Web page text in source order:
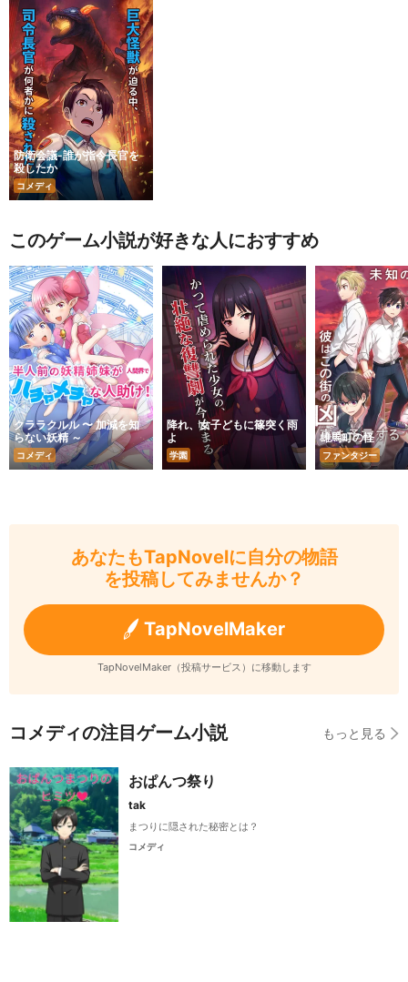
防衛会議-誰が指令長官を
殺したか
コメディ
このゲーム小説が好きな人におすすめ
クララクルル 〜 加減を知
らない妖精 ～
コメディ
降れ、女子どもに篠突く雨
よ
学園
雄馬町の怪
ファンタジー
あなたもTapNovelに自分の物語
を投稿してみませんか？
TapNovelMaker
TapNovelMaker（投稿サービス）に移動します
コメディの注目ゲーム小説 もっと見る
おぱんつ祭り
tak
まつりに隠された秘密とは？
コメディ